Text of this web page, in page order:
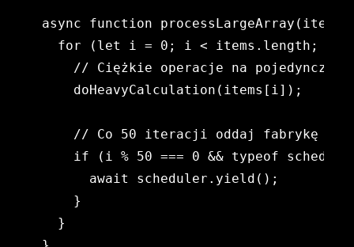
async function
for (let i = 0; i < items.length;
// Ciężkie operacje na pojedynczym
    doHeavyCalculation(items[i]);
// Co 50 iteracji oddaj fabrykę w
if (i % 50 === 0 && typeof
      await scheduler.yield();
    }
  }